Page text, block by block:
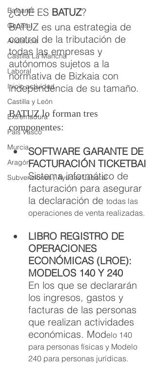
Baleares
General
Andalucía
Castilla La Mancha
Laboral
Inicio actividad
Castilla y León
Extremadura
País Vasco
Murcia
Aragón
Subvenciones / Ayudas Laboral
¿QUÉ ES BATUZ?
BATUZ es una estrategia de
control de la tributación de
todas las empresas y
autónomos sujetos a la
normativa de Bizkaia con
independencia de su tamaño.
BATUZ lo forman tres
componentes:
SOFTWARE GARANTE DE
FACTURACIÓN TICKETBAI
Sistema informático de
facturación para asegurar
la declaración de todas las
operaciones de venta realizadas.
LIBRO REGISTRO DE
OPERACIONES
ECONÓMICAS (LROE):
MODELOS 140 Y 240
En los que se declararán
los ingresos, gastos y
facturas de las personas
que realizan actividades
económicas. Modelo 140
para personas físicas y Modelo
240 para personas jurídicas.